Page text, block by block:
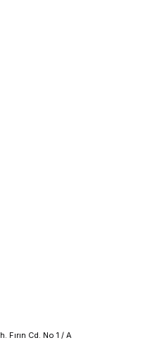
Fırın Cd. No 1 / A